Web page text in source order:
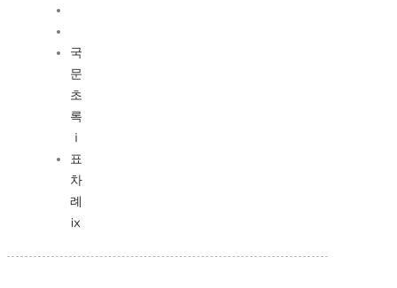
국
문
초
록
ⅰ
표
차
례
ⅸ